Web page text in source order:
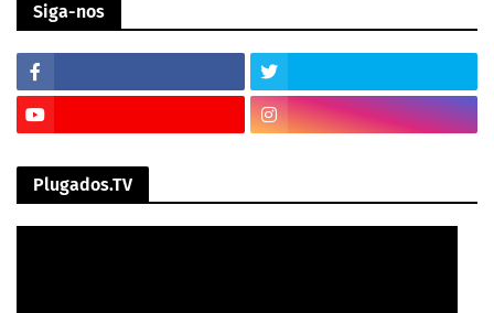
Siga-nos
Plugados.TV